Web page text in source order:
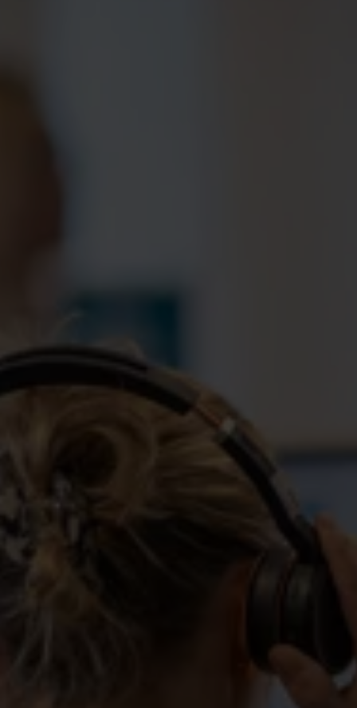
Akademikernas a-kassa ger ett grundskydd om man blir
arbetslös. Bostad, mat, mobil – listan på vad som kostar
pengar är lång. Vi ger dig bästa service, hjälp med
ansökan och punktliga utbetalningar om du blir
Gå med idag – innan du behöver oss